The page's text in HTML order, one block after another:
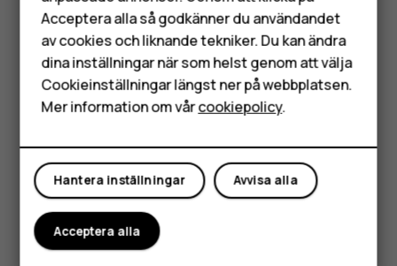
Tillbehör
HMD Terra M
Surfplattor
HMD Global Cookie Policy
Nokia phones pilot license
terms
Acceptera alla så godkänner du användandet
av cookies och liknande tekniker. Du kan ändra
dina inställningar när som helst genom att välja
Cookieinställningar längst ner på webbplatsen.
Mer information om vårcookiepolicy.
Avvisa alla
Hantera inställningar
Acceptera alla